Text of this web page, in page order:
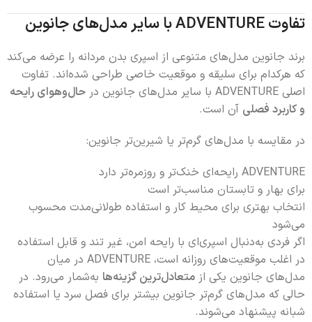
تفاوت ADVENTURE با سایر مدل‌های جانوین
برند جانوین مدل‌های متنوعی از اسپری بدن مردانه را عرضه می‌کند
که هرکدام برای سلیقه و موقعیت خاصی طراحی شده‌اند. تفاوت
اصلی ADVENTURE با سایر مدل‌های جانوین در
حال‌وهوای رایحه
و کاربرد فصلی آن است.
در مقایسه با مدل‌های گرم‌تر یا شیرین‌تر جانوین:
ADVENTURE رایحه‌ای خنک‌تر و روزمره‌تر دارد
برای بهار و تابستان مناسب‌تر است
انتخاب بهتری برای محیط کار و استفاده طولانی‌مدت محسوب
می‌شود
اگر فردی به‌دنبال اسپری‌ای با رایحه امن، غیر تند و قابل استفاده
در اغلب موقعیت‌های روزانه است، ADVENTURE در میان
مدل‌های جانوین یکی از متعادل‌ترین گزینه‌ها به‌شمار می‌رود. در
حالی که مدل‌های گرم‌تر جانوین بیشتر برای فصل سرد یا استفاده
شبانه پیشنهاد می‌شوند.